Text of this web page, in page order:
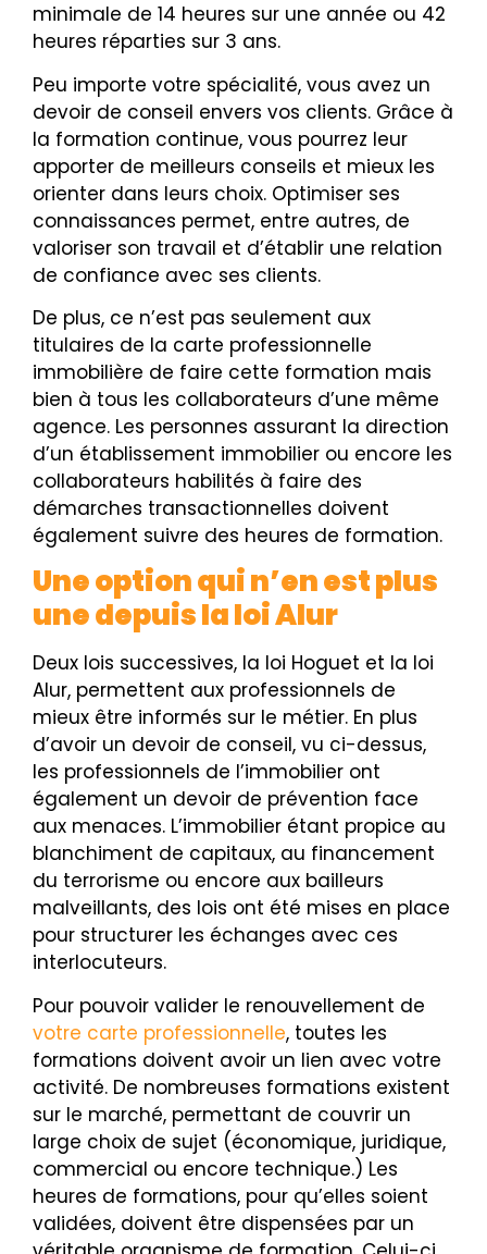
minimale de 14 heures sur une année ou 42
heures réparties sur 3 ans.
Peu importe votre spécialité, vous avez un
devoir de conseil envers vos clients. Grâce à
la formation continue, vous pourrez leur
apporter de meilleurs conseils et mieux les
orienter dans leurs choix. Optimiser ses
connaissances permet, entre autres, de
valoriser son travail et d’établir une relation
de confiance avec ses clients.
De plus, ce n’est pas seulement aux
titulaires de la carte professionnelle
immobilière de faire cette formation mais
bien à tous les collaborateurs d’une même
agence. Les personnes assurant la direction
d’un établissement immobilier ou encore les
collaborateurs habilités à faire des
démarches transactionnelles doivent
également suivre des heures de formation.
Une option qui n’en est plus
une depuis la loi Alur
Deux lois successives, la loi Hoguet et la loi
Alur, permettent aux professionnels de
mieux être informés sur le métier. En plus
d’avoir un devoir de conseil, vu ci-dessus,
les professionnels de l’immobilier ont
également un devoir de prévention face
aux menaces. L’immobilier étant propice au
blanchiment de capitaux, au financement
du terrorisme ou encore aux bailleurs
malveillants, des lois ont été mises en place
pour structurer les échanges avec ces
interlocuteurs.
Pour pouvoir valider le renouvellement de
votre carte professionnelle, toutes les
formations doivent avoir un lien avec votre
activité. De nombreuses formations existent
sur le marché, permettant de couvrir un
large choix de sujet (économique, juridique,
commercial ou encore technique.) Les
heures de formations, pour qu’elles soient
validées, doivent être dispensées par un